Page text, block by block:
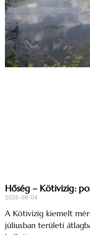
Hőség – Kötivizig:
2026-08-04
A Kötivizig kiemelt
júliusban területi